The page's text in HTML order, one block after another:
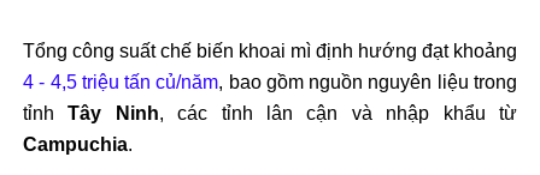
Tổng công suất chế biến khoai mì định hướng đạt khoảng
4 - 4,5 triệu tấn củ/năm, bao gồm nguồn nguyên liệu trong
tỉnhTây Ninh, các tỉnh lân cận và nhập khẩu từ
Campuchia.